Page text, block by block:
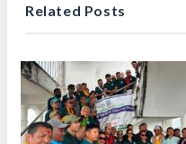
Related Posts